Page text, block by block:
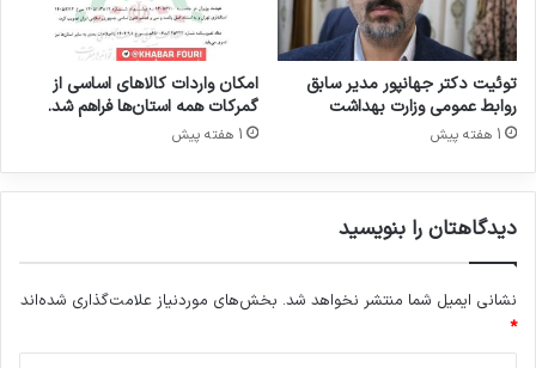
گوارش و سیستم عصبی مرکزی است. شیرین
کننده‌های مصنوعی در نوشابه‌های رژیمی می‌توانند بر
ترکیب میکروبی روده تأثیر بگذارند که به نوبه خود
می‌تواند بر این محور تأثیر بگذارد. این شرایط
می‌تواند بر فرآیندهای متابولیک تأثیر گذاشته و به
طور بالقوه به بروز مشکلات مرتبط با کبد منجر شود.
ش
ک
ی
ب
ه
ر
ج
ض
ا
ی
توئیت دکتر جهانپور مدیر سابق
روابط عمومی وزارت بهداشت
1 هفته پیش
امکان واردات کالاهای اساسی از
گمرکات همه استان‌ها فراهم شد.
1 هفته پیش
دیدگاهتان را بنویسید
نشانی ایمیل شما منتشر نخواهد شد. بخش‌های موردنیاز علامت‌گذاری شده‌اند
*